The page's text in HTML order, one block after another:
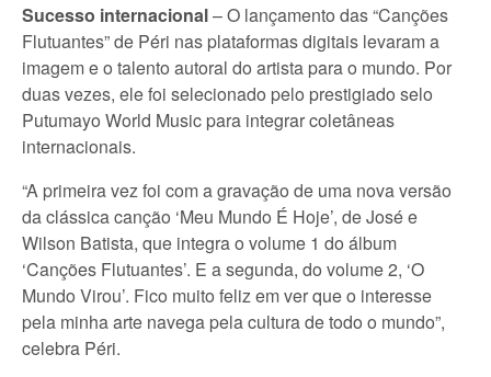
Sucesso internacional– O lançamento das “Canções
Flutuantes” de Péri nas plataformas digitais levaram a
imagem e o talento autoral do artista para o mundo. Por
duas vezes, ele foi selecionado pelo prestigiado selo
Putumayo World Music para integrar coletâneas
internacionais.
“A primeira vez foi com a gravação de uma nova versão
da clássica canção ‘Meu Mundo É Hoje’, de José e
Wilson Batista, que integra o volume 1 do álbum
‘Canções Flutuantes’. E a segunda, do volume 2, ‘O
Mundo Virou’. Fico muito feliz em ver que o interesse
pela minha arte navega pela cultura de todo o mundo”,
celebra Péri.